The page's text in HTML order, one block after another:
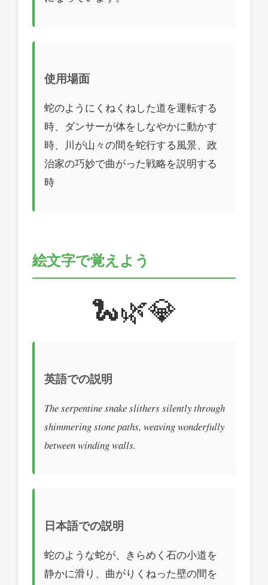
使用場面
蛇のようにくねくねした道を運転する
時、ダンサーが体をしなやかに動かす
時、川が山々の間を蛇行する風景、政
治家の巧妙で曲がった戦略を説明する
時
絵文字で覚えよう
🐍🌿💎
英語での説明
The serpentine snake slithers silently through
shimmering stone paths, weaving wonderfully
between winding walls.
日本語での説明
蛇のような蛇が、きらめく石の小道を
静かに滑り、曲がりくねった壁の間を